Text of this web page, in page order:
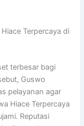
Terpercaya di
terbesar bagi
Guswo
pelayanan agar
Hiace Terpercaya
Reputasi